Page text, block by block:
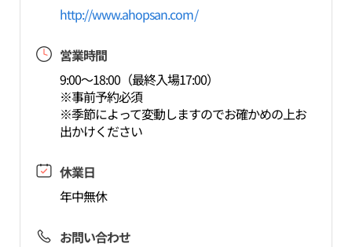
http://www.ahopsan.com/
営業時間
9:00～18:00（最終入場17:00）
※事前予約必須
※季節によって変動しますのでお確かめの上お
出かけください
休業日
年中無休
お問い合わせ